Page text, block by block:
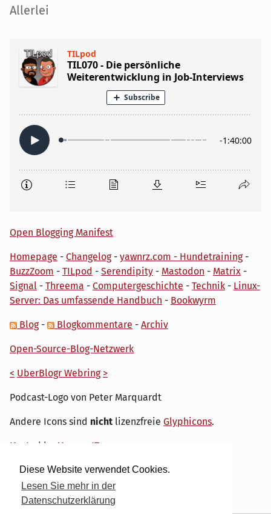
Diese Website verwendet Cookies.
Lesen Sie mehr in der
Datenschutzerklärung
Seitenleiste
Allerlei
Open Blogging Manifest
Homepage - Changelog- yawnrz.com - Hundetraining-
BuzzZoom - TILpod - Serendipity - Mastodon - Matrix -
Signal - Threema - Computergeschichte - Technik - Linux-
Server: Das umfassende Handbuch - Bookwyrm
Blog- Blogkommentare - Archiv
Open-Source-Blog-Netzwerk
< UberBlogr Webring >
Podcast-Logo von Peter Marquardt
Andere Icons sind nicht lizenzfreie Glyphicons.
Hosted by My own IT.